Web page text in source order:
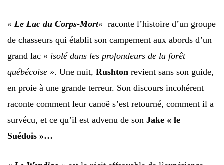
« Le Lac du Corps-Mort« raconte l’histoire d’un groupe
de chasseurs qui établit son campement aux abords d’un
grand lac « isolé dans les profondeurs de la forêt
québécoise ». Une nuit, Rushton revient sans son guide,
en proie à une grande terreur. Son discours incohérent
raconte comment leur canoë s’est retourné, comment il a
survécu, et ce qu’il est advenu de son Jake « le
Suédois »…